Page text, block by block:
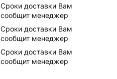
Сроки доставки Вам
сообщит менеджер
Сроки доставки Вам
сообщит менеджер
Сроки доставки Вам
сообщит менеджер